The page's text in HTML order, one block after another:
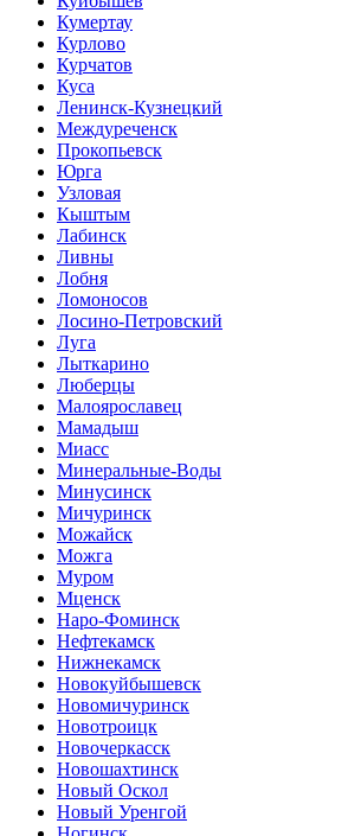
Кумертау
Курлово
Курчатов
Куса
Ленинск-Кузнецкий
Междуреченск
Прокопьевск
Юрга
Узловая
Кыштым
Лабинск
Ливны
Лобня
Ломоносов
Лосино-Петровский
Луга
Лыткарино
Люберцы
Малоярославец
Мамадыш
Миасс
Минеральные-Воды
Минусинск
Мичуринск
Можайск
Можга
Муром
Мценск
Наро-Фоминск
Нефтекамск
Нижнекамск
Новокуйбышевск
Новомичуринск
Новотроицк
Новочеркасск
Новошахтинск
Новый Оскол
Новый Уренгой